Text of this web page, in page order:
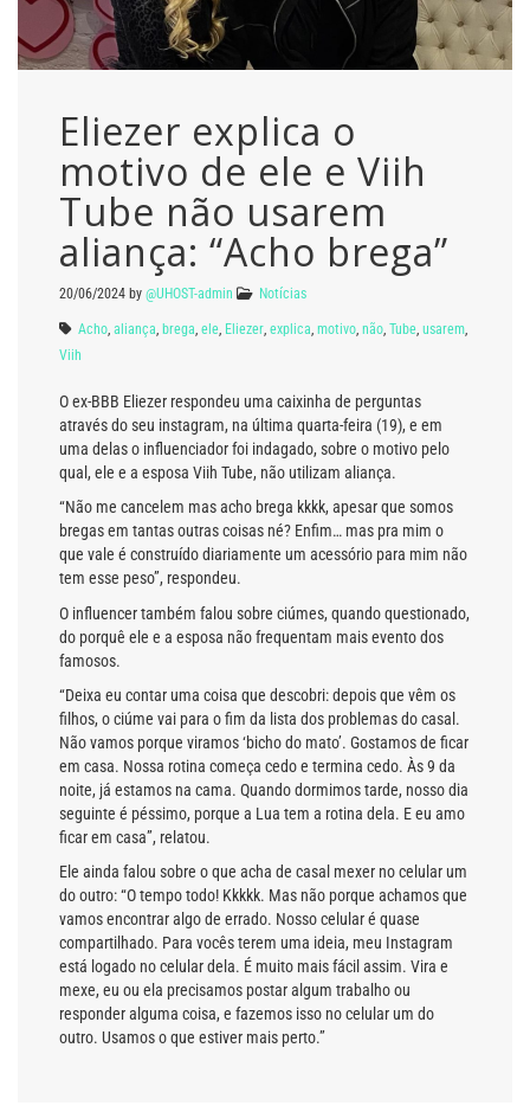
Eliezer explica o
motivo de ele e Viih
Tube não usarem
aliança: “Acho brega”
20/06/2024 by @UHOST-admin Notícias
Acho, aliança, brega, ele, Eliezer, explica, motivo, não, Tube, usarem,
Viih
O ex-BBB Eliezer respondeu uma caixinha de perguntas
através do seu instagram, na última quarta-feira (19), e em
uma delas o influenciador foi indagado, sobre o motivo pelo
qual, ele e a esposa Viih Tube, não utilizam aliança.
“Não me cancelem mas acho brega kkkk, apesar que somos
bregas em tantas outras coisas né? Enfim… mas pra mim o
que vale é construído diariamente um acessório para mim não
tem esse peso”, respondeu.
O influencer também falou sobre ciúmes, quando questionado,
do porquê ele e a esposa não frequentam mais evento dos
famosos.
“Deixa eu contar uma coisa que descobri: depois que vêm os
filhos, o ciúme vai para o fim da lista dos problemas do casal.
Não vamos porque viramos ‘bicho do mato’. Gostamos de ficar
em casa. Nossa rotina começa cedo e termina cedo. Às 9 da
noite, já estamos na cama. Quando dormimos tarde, nosso dia
seguinte é péssimo, porque a Lua tem a rotina dela. E eu amo
ficar em casa”, relatou.
Ele ainda falou sobre o que acha de casal mexer no celular um
do outro: “O tempo todo! Kkkkk. Mas não porque achamos que
vamos encontrar algo de errado. Nosso celular é quase
compartilhado. Para vocês terem uma ideia, meu Instagram
está logado no celular dela. É muito mais fácil assim. Vira e
mexe, eu ou ela precisamos postar algum trabalho ou
responder alguma coisa, e fazemos isso no celular um do
outro. Usamos o que estiver mais perto.”